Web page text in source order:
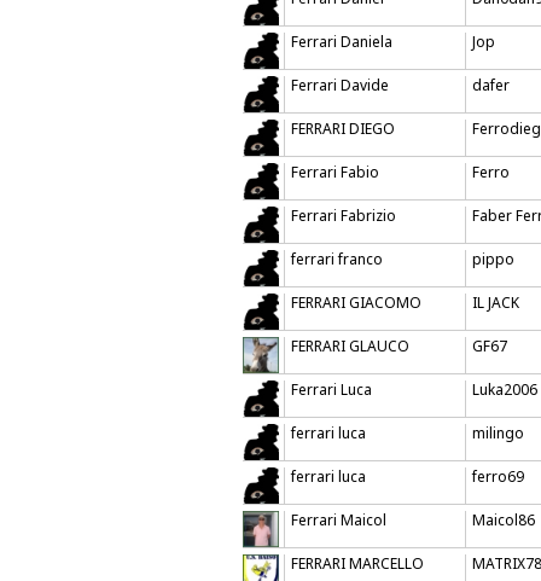
Ferrari Daniela Jop
Ferrari Davide dafer
FERRARI DIEGO
Ferrari Fabio Ferro
Ferrari Fabrizio Faber
ferrari franco pippo
FERRARI GIACOMO IL JACK
FERRARI GLAUCO GF67
Ferrari Luca Luka2006
ferrari luca milingo
ferrari luca ferro69
Ferrari Maicol Maicol86
FERRARI MARCELLO MATRIX78